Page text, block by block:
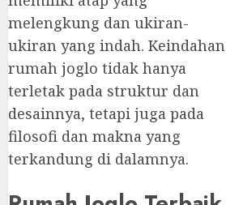
melengkung dan ukiran-
ukiran yang indah. Keindahan
rumah joglo tidak hanya
terletak pada struktur dan
desainnya, tetapi juga pada
filosofi dan makna yang
terkandung di dalamnya.